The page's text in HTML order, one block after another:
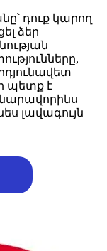
դուք կարող
ձեր
պետք է
լավագույն